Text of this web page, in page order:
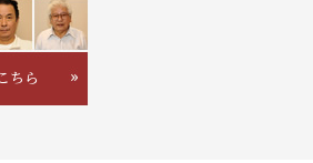
ちら